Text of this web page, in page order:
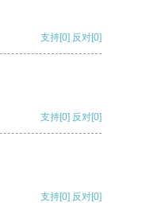
支持[0] 反对[0]
支持[0] 反对[0]
支持[0] 反对[0]